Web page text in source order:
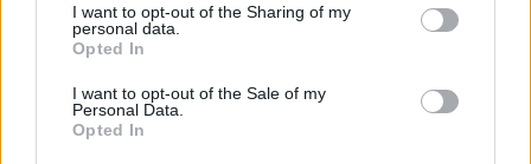
I want to opt-out of the Sharing of my
personal data.
Opted In
I want to opt-out of the Sale of my
Personal Data.
Opted In